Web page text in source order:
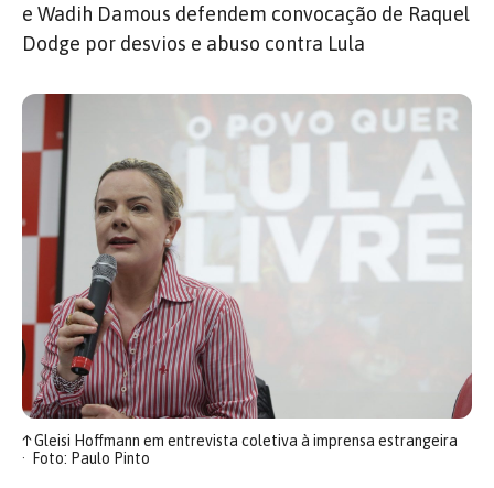
e Wadih Damous defendem convocação de Raquel
Dodge por desvios e abuso contra Lula
↑Gleisi Hoffmann em entrevista coletiva à imprensa estrangeira
Foto: Paulo Pinto